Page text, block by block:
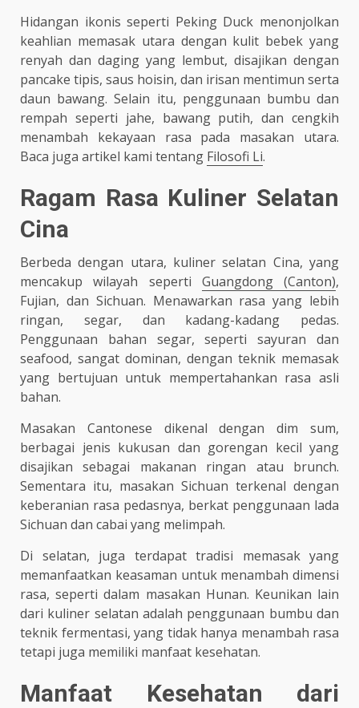
Hidangan ikonis seperti Peking Duck menonjolkan
keahlian memasak utara dengan kulit bebek yang
renyah dan daging yang lembut, disajikan dengan
pancake tipis, saus hoisin, dan irisan mentimun serta
daun bawang. Selain itu, penggunaan bumbu dan
rempah seperti jahe, bawang putih, dan cengkih
menambah kekayaan rasa pada masakan utara.
Baca juga artikel kami tentang Filosofi Li.
Ragam Rasa Kuliner Selatan
Cina
Berbeda dengan utara, kuliner selatan Cina, yang
mencakup wilayah seperti Guangdong (Canton),
Fujian, dan Sichuan. Menawarkan rasa yang lebih
ringan, segar, dan kadang-kadang pedas.
Penggunaan bahan segar, seperti sayuran dan
seafood, sangat dominan, dengan teknik memasak
yang bertujuan untuk mempertahankan rasa asli
bahan.
Masakan Cantonese dikenal dengan dim sum,
berbagai jenis kukusan dan gorengan kecil yang
disajikan sebagai makanan ringan atau brunch.
Sementara itu, masakan Sichuan terkenal dengan
keberanian rasa pedasnya, berkat penggunaan lada
Sichuan dan cabai yang melimpah.
Di selatan, juga terdapat tradisi memasak yang
memanfaatkan keasaman untuk menambah dimensi
rasa, seperti dalam masakan Hunan. Keunikan lain
dari kuliner selatan adalah penggunaan bumbu dan
teknik fermentasi, yang tidak hanya menambah rasa
tetapi juga memiliki manfaat kesehatan.
Manfaat Kesehatan dari